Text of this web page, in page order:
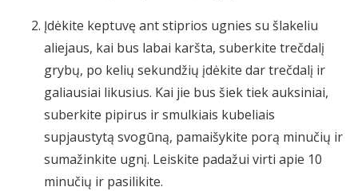
Įdėkite keptuvę ant stiprios ugnies su šlakeliu
aliejaus, kai bus labai karšta, suberkite trečdalį
grybų, po kelių sekundžių įdėkite dar trečdalį ir
galiausiai likusius. Kai jie bus šiek tiek auksiniai,
suberkite pipirus ir smulkiais kubeliais
supjaustytą svogūną, pamaišykite porą minučių ir
sumažinkite ugnį. Leiskite padažui virti apie 10
minučių ir pasilikite.